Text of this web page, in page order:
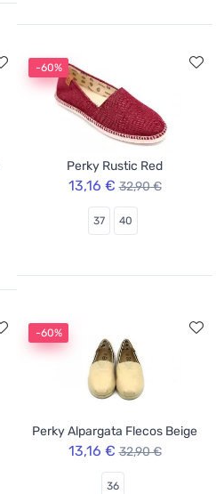
-60%
Perky Rustic Red
13,16 € 32,90 €
37 40
-60%
Perky Alpargata Flecos Beige
13,16 € 32,90 €
36